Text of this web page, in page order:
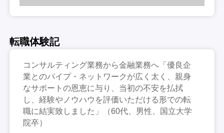
転職体験記
コンサルティング業務から金融業務へ「優良企
業とのパイプ・ネットワークが広く太く、親身
なサポートの恩恵に与り、当初の不安を払拭
し、経験やノウハウを評価いただける形での転
職に結実致しました」（60代、男性、国立大学
院卒）